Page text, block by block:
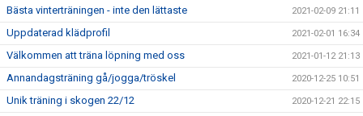
Bästa vinterträningen - inte den lättaste 2021-02-09 21:11
Uppdaterad klädprofil 2021-02-01 16:34
Välkommen att träna löpning med oss 2021-01-12 21:13
Annandagsträning gå/jogga/tröskel 2020-12-25 10:51
Unik träning i skogen 22/12 2020-12-21 22:15